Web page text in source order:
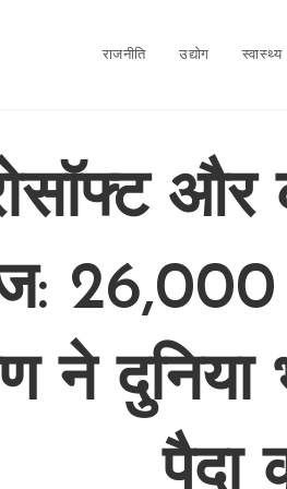
राजनीति उद्योग स्वास्थ्य
और
26,000
ने
पैदा